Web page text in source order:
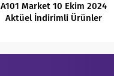
A101 Market 10 Ekim 2024
Aktüel İndirimli Ürünler